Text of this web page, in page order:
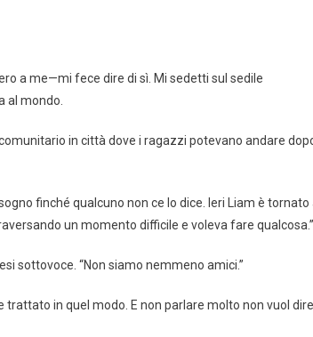
a me—mi fece dire di sì. Mi sedetti sul sedile
al mondo.
in città dove i ragazzi potevano andare
finché qualcuno non ce lo dice. Ieri Liam è tornato
un momento difficile e voleva fare qualcosa.”
sottovoce. “Non siamo nemmeno amici.”
trattato in quel modo. E non parlare molto non vuol dire